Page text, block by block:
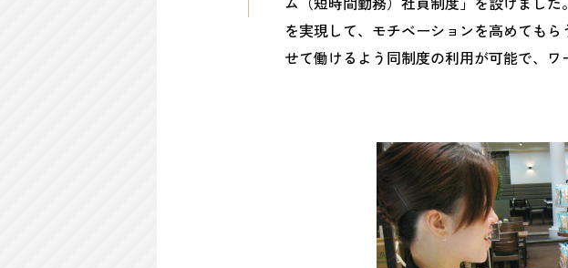
を実現して、モチベーションを高めても
せて働けるよう同制度の利用が可能で、